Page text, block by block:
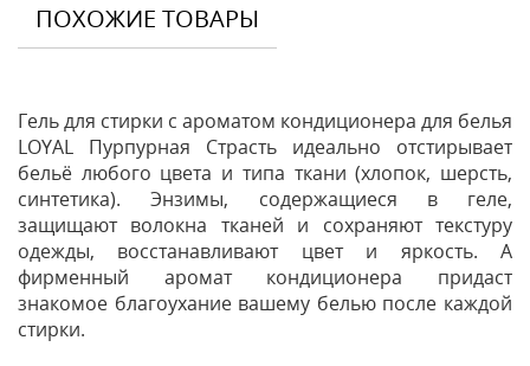
ПОХОЖИЕ ТОВАРЫ
Гель для стирки с ароматом кондиционера для белья
LOYAL Пурпурная Страсть идеально отстирывает
бельё любого цвета и типа ткани (хлопок, шерсть,
синтетика). Энзимы, содержащиеся в геле,
защищают волокна тканей и сохраняют текстуру
одежды, восстанавливают цвет и яркость. А
фирменный аромат кондиционера придаст
знакомое благоухание вашему белью после каждой
стирки.